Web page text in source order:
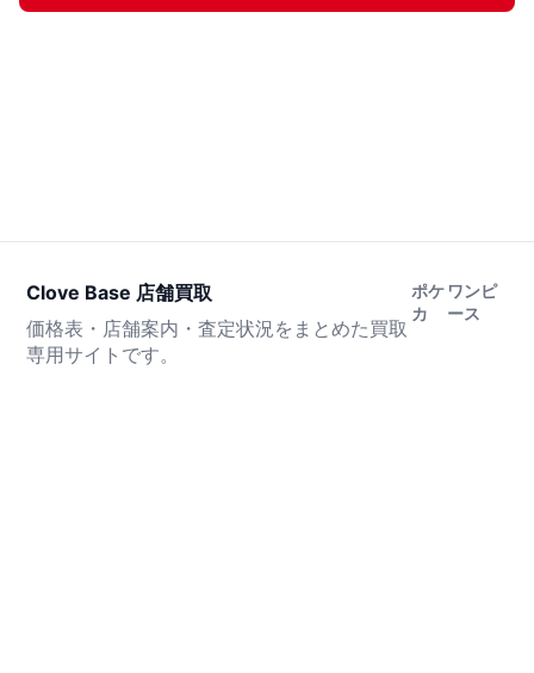
Clove Base 店舗買取
価格表・店舗案内・査定状況をまとめた買取
専用サイトです。
ポケ
カ
ワンピ
ース